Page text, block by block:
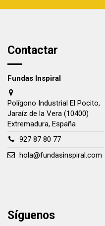
Contactar
Fundas Inspiral
Polígono Industrial El Pocito,
Jaraíz de la Vera (10400)
Extremadura, España
927 87 80 77
hola@fundasinspiral.com
Síguenos